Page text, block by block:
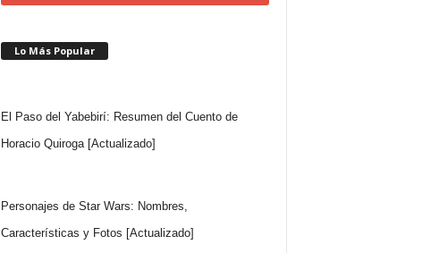
Lo Más Popular
El Paso del Yabebirí: Resumen del Cuento de
Horacio Quiroga [Actualizado]
Personajes de Star Wars: Nombres,
Características y Fotos [Actualizado]